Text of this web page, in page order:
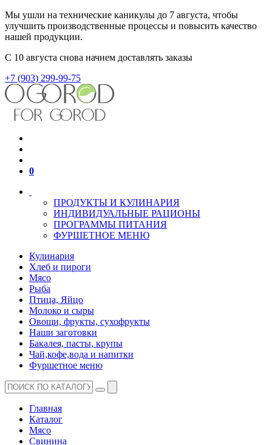
Мы ушли на технические каникулы до 7 августа, чтобы
улучшить производственные процессы и повысить качество
нашей продукции.
С 10 августа снова начнем доставлять заказы
+7 (903) 299-99-75
0
ПРОДУКТЫ И КУЛИНАРИЯ
ИНДИВИДУАЛЬНЫЕ РАЦИОНЫ
ПРОГРАММЫ ПИТАНИЯ
ФУРШЕТНОЕ МЕНЮ
Кулинария
Хлеб и пироги
Мясо
Рыба
Птица, Яйцо
Молоко и сыры
Овощи, фрукты, сухофрукты
Наши заготовки
Бакалея, пасты, крупы
Чай,кофе,вода и напитки
Фуршетное меню
Главная
Каталог
Мясо
Свинина